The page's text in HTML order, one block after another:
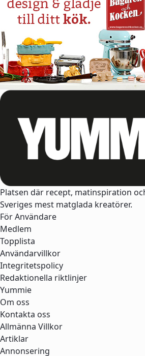
Platsen där recept, matinspiration
Sveriges mest matglada kreatörer.
För Användare
Medlem
Topplista
Användarvillkor
Integritetspolicy
Redaktionella riktlinjer
Yummie
Om oss
Kontakta oss
Allmänna Villkor
Artiklar
Annonsering